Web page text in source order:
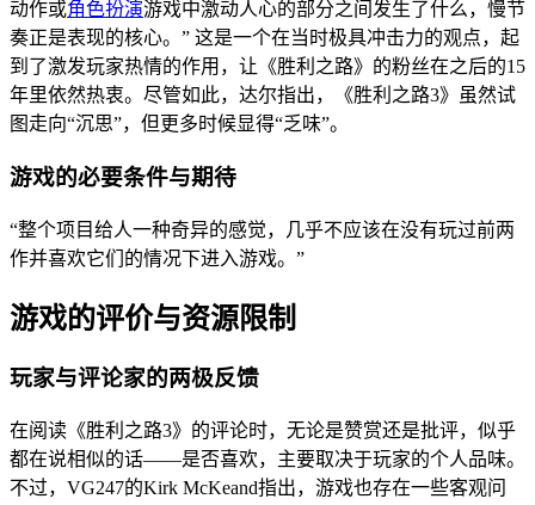
动作或角色扮演游戏中激动人心的部分之间发生了什么，慢节
奏正是表现的核心。” 这是一个在当时极具冲击力的观点，起
到了激发玩家热情的作用，让《胜利之路》的粉丝在之后的15
年里依然热衷。尽管如此，达尔指出，《胜利之路3》虽然试
图走向“沉思”，但更多时候显得“乏味”。
游戏的必要条件与期待
“整个项目给人一种奇异的感觉，几乎不应该在没有玩过前两
作并喜欢它们的情况下进入游戏。”
游戏的评价与资源限制
玩家与评论家的两极反馈
在阅读《胜利之路3》的评论时，无论是赞赏还是批评，似乎
都在说相似的话——是否喜欢，主要取决于玩家的个人品味。
不过，VG247的Kirk McKeand指出，游戏也存在一些客观问